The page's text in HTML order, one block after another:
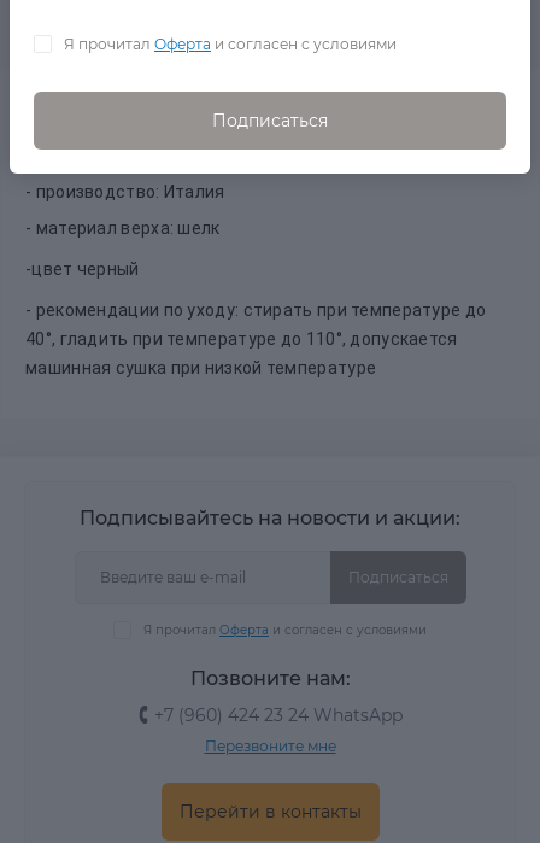
Описание товара Отзывов 0
Платье летнее Bersia Италия купить на zastilem.ru со
- производство: Италия
- материал верха: шелк
-цвет черный
- рекомендации по уходу: стирать при температуре до
40°, гладить при температуре до 110°, допускается
машинная сушка при низкой температуре
Подписывайтесь на новости и акции:
Подписаться
Я прочитал Оферта и согласен с условиями
Позвоните нам:
+7 (960) 424 23 24 WhatsApp
Перезвоните мне
Перейти в контакты
Я прочитал Оферта и согласен с условиями
Подписаться